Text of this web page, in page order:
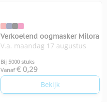
Verkoelend oogmasker Milora
V.a. maandag 17 augustus
Bij 5000 stuks
Vanaf € 0,29
Bekijk